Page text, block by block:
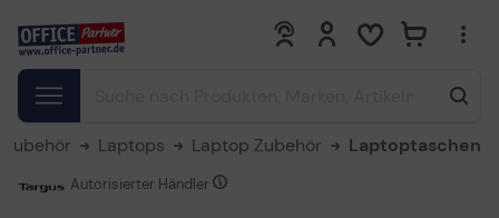
0 0
Laptops Laptop Zubehör Laptoptaschen
Autorisierter Händler